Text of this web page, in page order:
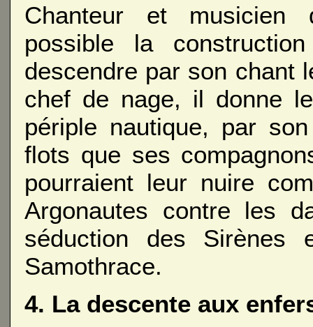
Chanteur et musicien
possible la
descendre par son chant
chef de nage, il donne
périple nautique, par
flots que ses
pourraient leur nuire
Argonautes contre les
séduction des
Samothrace.
4. La descente aux